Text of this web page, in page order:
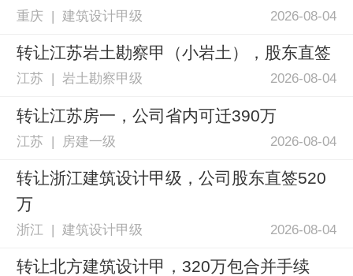
重庆 | 建筑设计甲级 2026-08-04
转让江苏岩土勘察甲（小岩土），股东直签
江苏 | 岩土勘察甲级 2026-08-04
转让江苏房一，公司省内可迁390万
江苏 | 房建一级 2026-08-04
转让浙江建筑设计甲级，公司股东直签520
万
浙江 | 建筑设计甲级 2026-08-04
转让北方建筑设计甲，320万包合并手续